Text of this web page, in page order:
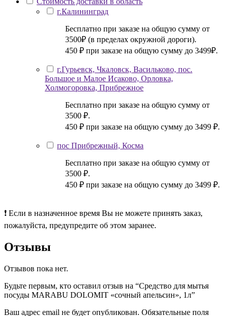
г.Калининград
Бесплатно при заказе на общую сумму от
3500₽ (в пределах окружной дороги).
450 ₽ при заказе на общую сумму до 3499₽.
г.Гурьевск, Чкаловск, Васильково, пос.
Большое и Малое Исаково, Орловка,
Холмогоровка, Прибрежное
Бесплатно при заказе на общую сумму от
3500 ₽.
450 ₽ при заказе на общую сумму до 3499 ₽.
пос Прибрежный, Косма
Бесплатно при заказе на общую сумму от
3500 ₽.
450 ₽ при заказе на общую сумму до 3499 ₽.
❗ Если в назначенное время Вы не можете принять заказ,
пожалуйста, предупредите об этом заранее.
Отзывы
Отзывов пока нет.
Будьте первым, кто оставил отзыв на “Средство для мытья
посуды MARABU DOLOMIT «сочный апельсин», 1л”
Ваш адрес email не будет опубликован. Обязательные поля